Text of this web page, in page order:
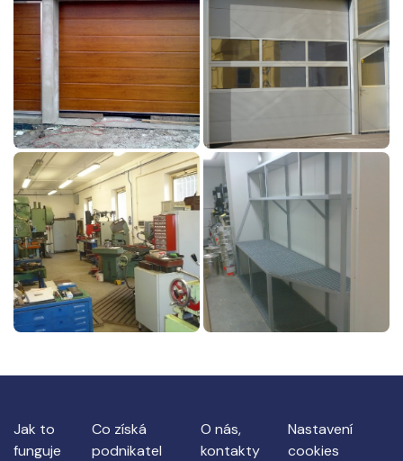
Jak to
funguje
Co získá
podnikatel
O nás,
kontakty
Nastavení
cookies